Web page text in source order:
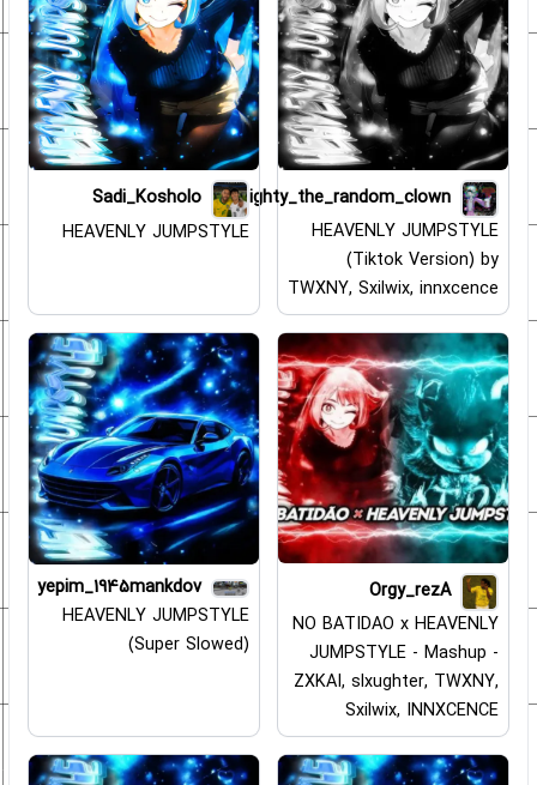
lighty_the_random_clown
HEAVENLY JUMPSTYLE
(Tiktok Version) by
TWXNY, Sxilwix, innxcence
Sadi_Kosholo
HEAVENLY JUMPSTYLE
Orgy_rezA
NO BATIDAO x HEAVENLY
JUMPSTYLE - Mashup -
ZXKAI, slxughter, TWXNY,
Sxilwix, INNXCENCE
yepim_1945mankdov
HEAVENLY JUMPSTYLE
(Super Slowed)